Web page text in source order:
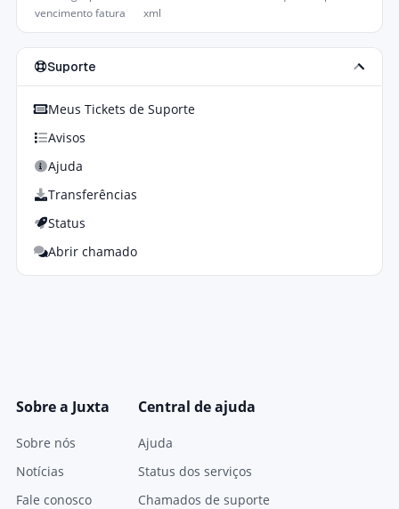
vencimento fatura
xml
Suporte
Meus Tickets de Suporte
Avisos
Ajuda
Transferências
Status
Abrir chamado
Sobre a Juxta
Sobre nós
Notícias
Fale conosco
Central de ajuda
Ajuda
Status dos serviços
Chamados de suporte